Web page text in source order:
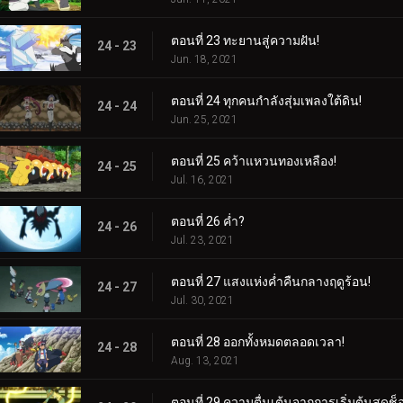
24 - 23 ตอนที่ 23 ทะยานสู่ความฝัน!
Jun. 18, 2021
24 - 24 ตอนที่ 24 ทุกคนกำลังสุ่มเพลงใต้ดิน!
Jun. 25, 2021
24 - 25 ตอนที่ 25 คว้าแหวนทองเหลือง!
Jul. 16, 2021
24 - 26 ตอนที่ 26 ค่ำ?
Jul. 23, 2021
24 - 27 ตอนที่ 27 แสงแห่งค่ำคืนกลางฤดูร้อน!
Jul. 30, 2021
24 - 28 ตอนที่ 28 ออกทั้งหมดตลอดเวลา!
Aug. 13, 2021